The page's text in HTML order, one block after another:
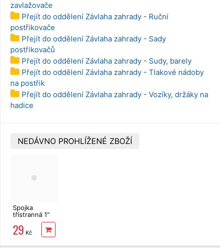
zavlažovače
Přejít do oddělení Závlaha zahrady - Ruční
postřikovače
Přejít do oddělení Závlaha zahrady - Sady
postřikovačů
Přejít do oddělení Závlaha zahrady - Sudy, barely
Přejít do oddělení Závlaha zahrady - Tlakové nádoby
na postřik
Přejít do oddělení Závlaha zahrady - Vozíky, držáky na
hadice
NEDÁVNO PROHLÍŽENÉ ZBOŽÍ
Spojka
třístranná 1"
POWER JET
29 Kč